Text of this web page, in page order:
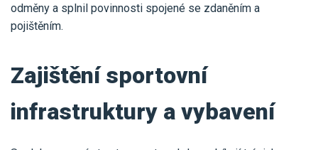
odměny a splnil povinnosti spojené se zdaněním a
pojištěním.
Zajištění sportovní
infrastruktury a vybavení